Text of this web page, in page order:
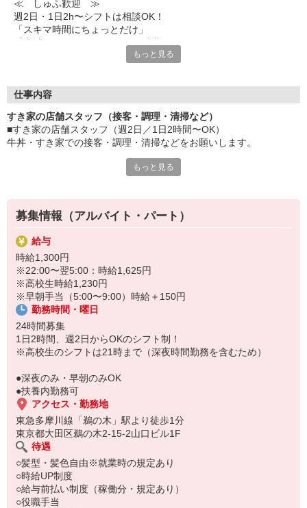
≪ しゅふ歓迎 ≫
週2日・1日2h〜シフトは相談OK！
「スキマ時間にちょっとだけ」
など、自分らしく活躍できますよ。
■髪型・髪色自由
■給与前払い可
急な出費も安心♪
■社員登用あり
将来を考えている方は必見です。
与兵衛、オリーブの丘、焼肉いちばんなどを経営しているゼンシ
ョーグループ！
その中のひとつ『すき家』でお仕事しませんか？
もっと見る
仕事内容
すき家の店舗スタッフ（接客・調理・清掃など）
■すき家の店舗スタッフ（週2日／1日2時間〜OK）
牛丼・すき家での接客・調理・清掃などをお願いします。
あなたの笑顔で！
すばやく提供！
他にも、食材の調整や金銭管理、新しく入社したクルーの研修など
様々なお仕事があります。
セルフオーダー、セルフ会計で、現金の受け渡しはほとんどありま
せん。※一部店舗を除く
取り間違いもなく安心でスムーズ♪
マニュアルも用意していますので飲食店が初めての方でも大丈夫！
もちろん先輩クルーがしっかり教えてくれるので安心してくださ
い。
もっと見る
募集情報（アルバイト・パート）
給与
時給1,300円
※22:00〜翌5:00：時給1,625円
※高校生時給1,230円
※早朝手当（5:00〜9:00）時給＋150円
勤務時間・曜日
24時間募集
1日2時間、週2日からOKのシフト制！
※高校生のシフトは21時まで（深夜時間勤務を含むため）
●深夜のみ・早朝のみOK
●扶養内勤務可
アクセス・勤務地
東急多摩川線「鵜の木」駅より徒歩1分
東京都大田区鵜の木2-15-2山口ビル1F
待遇
○髪型・髪色自由※就業時の規定あり
○時給UP制度
○給与前払い制度（稼働分・規定あり）
○役職手当